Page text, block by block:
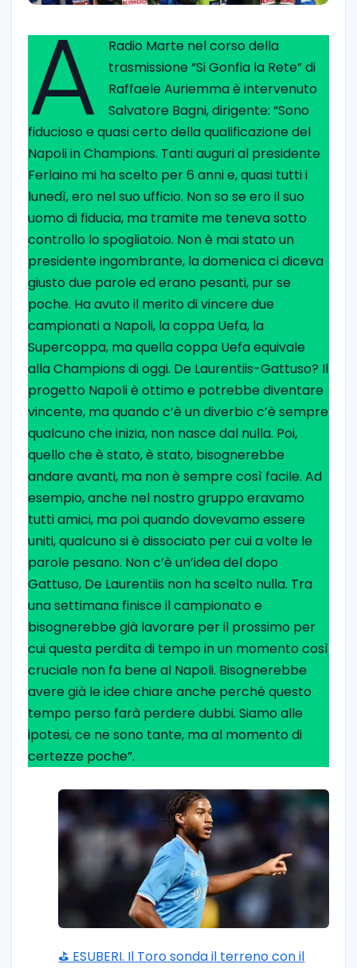
A
Radio Marte nel corso della
trasmissione “Si Gonfia la Rete” di
Raffaele Auriemma è intervenuto
Salvatore Bagni, dirigente: “Sono
fiducioso e quasi certo della qualificazione del
Napoli in Champions. Tanti auguri al presidente
Ferlaino mi ha scelto per 6 anni e, quasi tutti i
lunedì, ero nel suo ufficio. Non so se ero il suo
uomo di fiducia, ma tramite me teneva sotto
controllo lo spogliatoio. Non è mai stato un
presidente ingombrante, la domenica ci diceva
giusto due parole ed erano pesanti, pur se
poche. Ha avuto il merito di vincere due
campionati a Napoli, la coppa Uefa, la
Supercoppa, ma quella coppa Uefa equivale
alla Champions di oggi. De Laurentiis-Gattuso? Il
progetto Napoli è ottimo e potrebbe diventare
vincente, ma quando c’è un diverbio c’è sempre
qualcuno che inizia, non nasce dal nulla. Poi,
quello che è stato, è stato, bisognerebbe
andare avanti, ma non è sempre così facile. Ad
esempio, anche nel nostro gruppo eravamo
tutti amici, ma poi quando dovevamo essere
uniti, qualcuno si è dissociato per cui a volte le
parole pesano. Non c’è un’idea del dopo
Gattuso, De Laurentiis non ha scelto nulla. Tra
una settimana finisce il campionato e
bisognerebbe già lavorare per il prossimo per
cui questa perdita di tempo in un momento così
cruciale non fa bene al Napoli. Bisognerebbe
avere già le idee chiare anche perché questo
tempo perso farà perdere dubbi. Siamo alle
ipotesi, ce ne sono tante, ma al momento di
certezze poche”.
⛳ ESUBERI. Il Toro sonda il terreno con il